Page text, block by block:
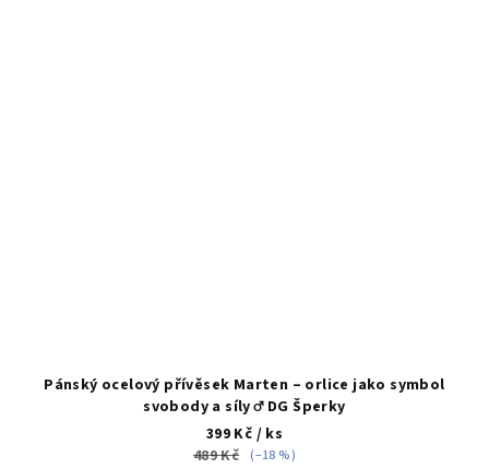
Pánský ocelový přívěsek Marten – orlice jako symbol
svobody a síly ♂️ DG Šperky
399 Kč / ks
489 Kč (–18 %)